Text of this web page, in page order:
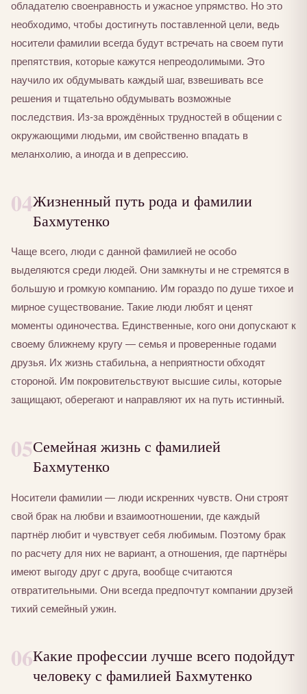
обладателю своенравность и ужасное упрямство. Но это
необходимо, чтобы достигнуть поставленной цели, ведь
носители фамилии всегда будут встречать на своем пути
препятствия, которые кажутся непреодолимыми. Это
научило их обдумывать каждый шаг, взвешивать все
решения и тщательно обдумывать возможные
последствия. Из-за врождённых трудностей в общении с
окружающими людьми, им свойственно впадать в
меланхолию, а иногда и в депрессию.
04Жизненный путь рода и фамилии
Бахмутенко
Чаще всего, люди с данной фамилией не особо
выделяются среди людей. Они замкнуты и не стремятся в
большую и громкую компанию. Им гораздо по душе тихое и
мирное существование. Такие люди любят и ценят
моменты одиночества. Единственные, кого они допускают к
своему ближнему кругу — семья и проверенные годами
друзья. Их жизнь стабильна, а неприятности обходят
стороной. Им покровительствуют высшие силы, которые
защищают, оберегают и направляют их на путь истинный.
05Семейная жизнь с фамилией
Бахмутенко
Носители фамилии — люди искренних чувств. Они строят
свой брак на любви и взаимоотношении, где каждый
партнёр любит и чувствует себя любимым. Поэтому брак
по расчету для них не вариант, а отношения, где партнёры
имеют выгоду друг с друга, вообще считаются
отвратительными. Они всегда предпочтут компании друзей
тихий семейный ужин.
06Какие профессии лучше всего подойдут
человеку с фамилией Бахмутенко